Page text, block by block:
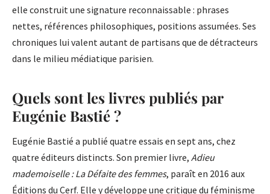
elle construit une signature reconnaissable : phrases
nettes, références philosophiques, positions assumées. Ses
chroniques lui valent autant de partisans que de détracteurs
dans le milieu médiatique parisien.
Quels sont les livres publiés par
Eugénie Bastié ?
Eugénie Bastié a publié quatre essais en sept ans, chez
quatre éditeurs distincts. Son premier livre, Adieu
mademoiselle : La Défaite des femmes, paraît en 2016 aux
Éditions du Cerf. Elle y développe une critique du féminisme